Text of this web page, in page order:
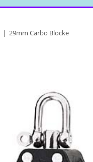
29mm Carbo Blöcke